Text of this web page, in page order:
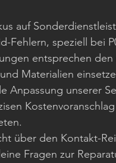
auf
Fehlern, speziell bei
entsprechen
Materialien
Anpassung unserer
über den Kontakt-
Fragen zur